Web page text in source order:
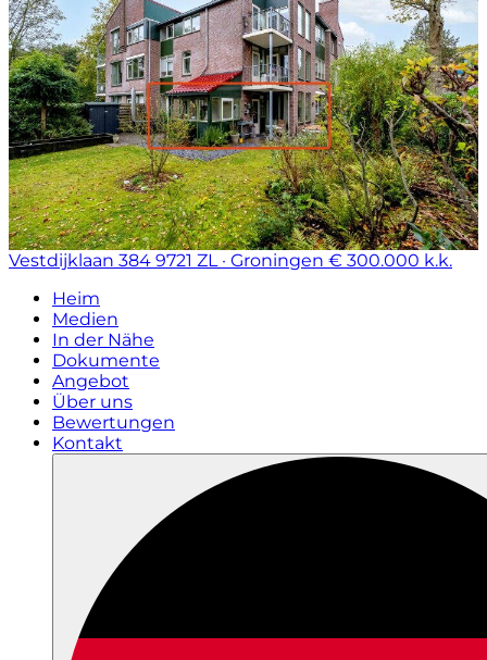
Vestdijklaan 384 9721 ZL · Groningen € 300.000 k.k.
Heim
Medien
In der Nähe
Dokumente
Angebot
Über uns
Bewertungen
Kontakt